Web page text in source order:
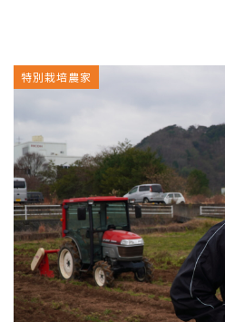
特別栽培農家